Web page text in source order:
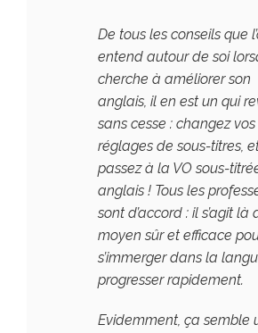
De tous les conseils que
entend autour de soi
cherche à améliorer son
anglais, il en est un qui
sans cesse : changez vos
réglages de sous-titres,
passez à la VO sous-
anglais ! Tous les
sont d’accord : il s’agit là
moyen sûr et efficace
s’immerger dans la
progresser rapidement.
Evidemment, ça semble